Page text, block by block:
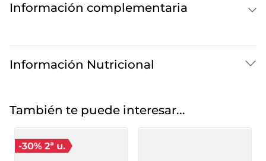
Información complementaria
Información Nutricional
También te puede interesar...